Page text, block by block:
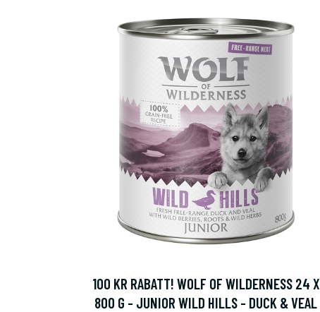
100 KR RABATT! WOLF OF WILDERNESS 24 X
800 G - JUNIOR WILD HILLS - DUCK & VEAL